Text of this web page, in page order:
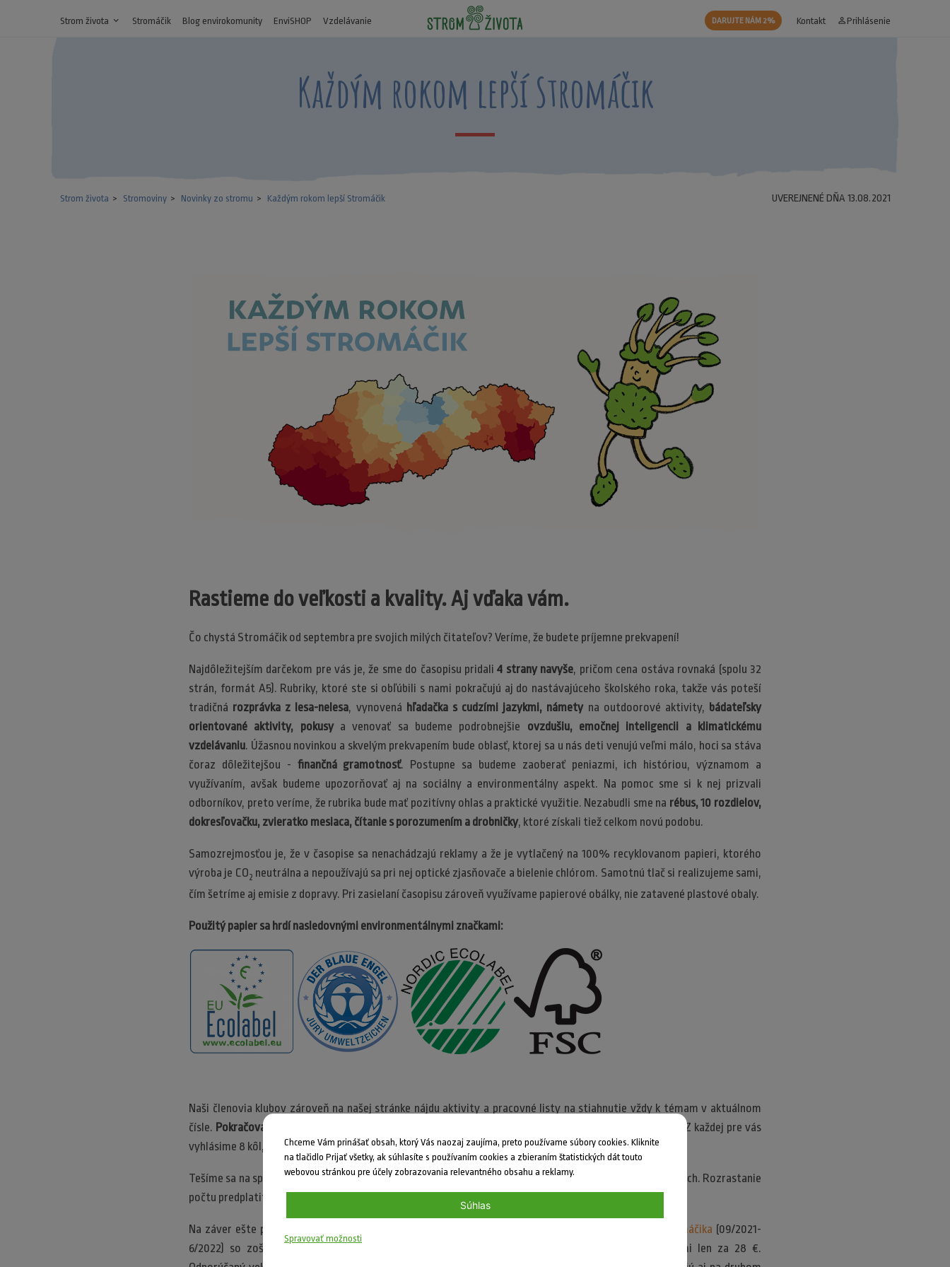
Strom života expand_more Stromáčik Blog envirokomunity EnviSHOP Vzdelávanie DARUJTE NÁM 2% Kontakt person_outline Prihlásenie
Každým rokom lepší Stromáčik
Strom života Stromoviny Novinky zo stromu Každým rokom lepší Stromáčik UVEREJNENÉ DŇA 13.08.2021
Rastieme do veľkosti a kvality. Aj vďaka vám.
Čo chystá Stromáčik od septembra pre svojich milých čitateľov? Veríme, že budete príjemne prekvapení!
Najdôležitejším darčekom pre vás je, že sme do časopisu pridali4 strany navyše, pričom cena ostáva rovnaká (spolu 32
strán, formát A5). Rubriky, ktoré ste si obľúbili s nami pokračujú aj do nastávajúceho školského roka, takže vás poteší
tradičná rozprávka z lesa-nelesa, vynovená hľadačka s cudzími jazykmi, námetyna outdoorové aktivity, bádateľsky
orientované aktivity, pokusya venovať sa budeme podrobnejšie ovzdušiu, emočnej inteligencii a klimatickému
vzdelávaniu. Úžasnou novinkou a skvelým prekvapením bude oblasť, ktorej sa u nás deti venujú veľmi málo, hoci sa stáva
čoraz dôležitejšou - finančná gramotnosť. Postupne sa budeme zaoberať peniazmi, ich históriou, významom a
využívaním, avšak budeme upozorňovať aj na sociálny a environmentálny aspekt. Na pomoc sme si k nej prizvali
odborníkov, preto veríme, že rubrika bude mať pozitívny ohlas a praktické využitie. Nezabudli sme na rébus, 10 rozdielov,
dokresľovačku, zvieratko mesiaca, čítanie s porozumením a drobničky, ktoré získali tiež celkom novú podobu.
Samozrejmosťou je, že v časopise sa nenachádzajú reklamy a že je vytlačený na 100% recyklovanom papieri, ktorého
výroba je CO2 neutrálna a nepoužívajú sa pri nej optické zjasňovače a bielenie chlórom. Samotnú tlač si realizujeme sami,
čím šetríme aj emisie z dopravy. Pri zasielaní časopisu zároveň využívame papierové obálky, nie zatavené plastové obaly.
Použitý papier sa hrdí nasledovnými environmentálnymi značkami:
Naši členovia klubov zároveň na našej stránke nájdu aktivity a pracovné listy na stiahnutie vždy k témam v aktuálnom
čísle. Pokračovať budeme aj s 3 druhmi súťaží
- Enviropátračkou, Outdoorovou aktivitou a Fotovýzvou. Z každej pre vás
vyhlásime 8 kôl, čo je spolu 24 súťaží do roka o pekné ceny.
Tešíme sa na spoločne strávené chvíle a ďakujeme za propagáciu, podporu či zdieľanie na sociálnych sieťach. Rozrastanie
počtu predplatiteľov je totiž predpokladom toho, aby sme vám mohli prinášať stále kvalitnejší obsah.
Na záver ešte pripomíname, že až do konca augusta máte možnosť zakúpiť si ročné predplatné Stromáčika (09/2021-
6/2022) so zošitom Dokresľovačky Príroda, troma staršími číslami (6/2021, 5-6/2019) a voskovkami len za 28 €.
Chceme Vám prinášať obsah, ktorý Vás naozaj zaujíma, preto používame súbory cookies. Kliknite
na tlačidlo Prijať všetky, ak súhlasíte s používaním cookies a zbieraním štatistických dát touto
webovou stránkou pre účely zobrazovania relevantného obsahu a reklamy.
Súhlas
Spravovať možnosti